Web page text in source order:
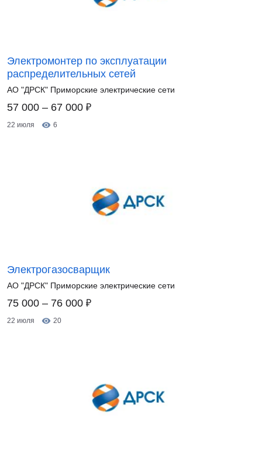
Электромонтер по эксплуатации
распределительных сетей
АО "ДРСК" Приморские электрические сети
57 000 – 67 000 ₽
22 июля 6
Электрогазосварщик
АО "ДРСК" Приморские электрические сети
75 000 – 76 000 ₽
22 июля 20